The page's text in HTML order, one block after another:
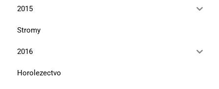
2015
Stromy
2016
Horolezectvo